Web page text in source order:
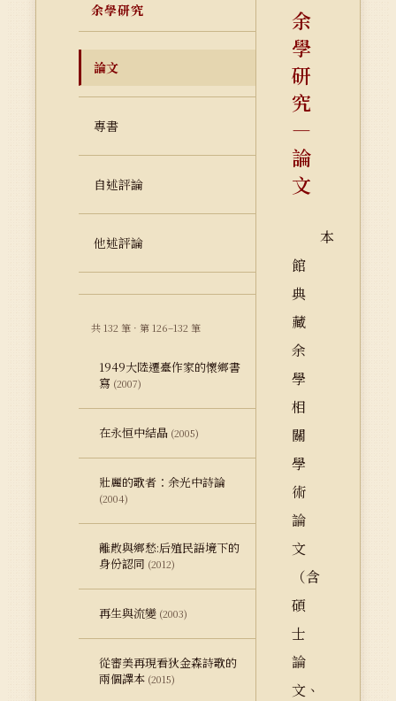
余學研究
論文
專書
自述評論
他述評論
共 132 筆 · 第 126–132 筆
1949大陸遷臺作家的懷鄉書
寫 (2007)
在永恒中結晶 (2005)
壯麗的歌者：余光中詩論
(2004)
離散與鄉愁:后殖民語境下的
身份認同 (2012)
再生與流變 (2003)
從審美再現看狄金森詩歌的
兩個譯本 (2015)
余
學
研
究
—
論
文
本
館
典
藏
余
學
相
關
學
術
論
文
（含
碩
士
論
文、